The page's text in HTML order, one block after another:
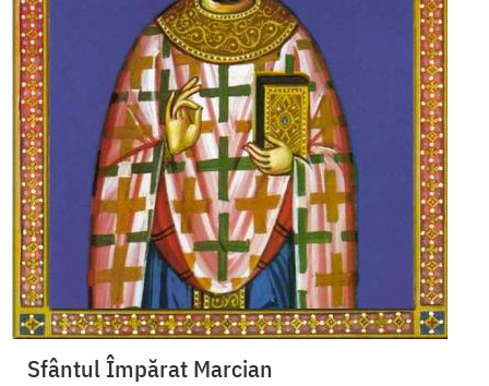
Sfântul Împărat Marcian